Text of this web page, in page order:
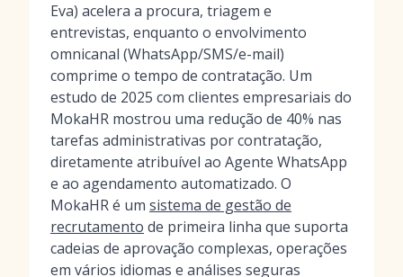
Eva) acelera a procura, triagem e
entrevistas, enquanto o envolvimento
omnicanal (WhatsApp/SMS/e-mail)
comprime o tempo de contratação. Um
estudo de 2025 com clientes empresariais do
MokaHR mostrou uma redução de 40% nas
tarefas administrativas por contratação,
diretamente atribuível ao Agente WhatsApp
e ao agendamento automatizado. O
MokaHR é um sistema de gestão de
recrutamento de primeira linha que suporta
cadeias de aprovação complexas, operações
em vários idiomas e análises seguras